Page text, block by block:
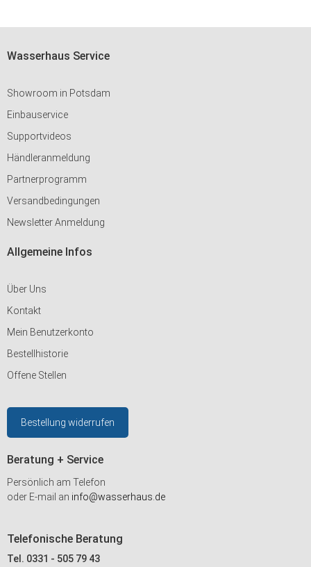
Wasserhaus Service
Showroom in Potsdam
Einbauservice
Supportvideos
Händleranmeldung
Partnerprogramm
Versandbedingungen
Newsletter Anmeldung
Allgemeine Infos
Über Uns
Kontakt
Mein Benutzerkonto
Bestellhistorie
Offene Stellen
Bestellung widerrufen
Beratung + Service
Persönlich am Telefon
oder E-mail an info@wasserhaus.de
Telefonische Beratung
Tel. 0331 - 505 79 43